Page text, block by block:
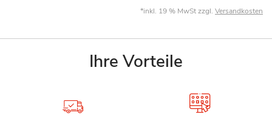
*inkl. 19 % MwSt zzgl. Versandkosten
Ihre Vorteile